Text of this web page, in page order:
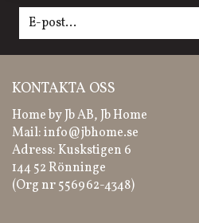
KONTAKTA OSS
Home by Jb AB, Jb Home
Mail:info@jbhome.se
Adress: Kuskstigen 6
144 52 Rönninge
(Org nr 556962-4348)